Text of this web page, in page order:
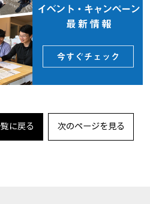
に戻る 次のページを見る